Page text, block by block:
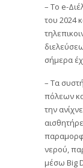
– Το e-
του 2024
σήμερα
– Τα
πόλεων
την
νερού,
μέσω Big